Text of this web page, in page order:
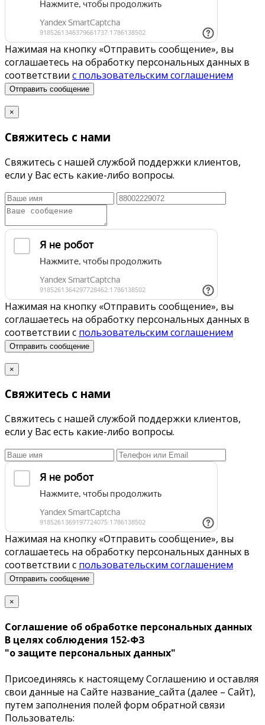
Нажимая на кнопку «Отправить сообщение», вы
соглашаетесь на обработку персональных данных в
соответствии с пользовательским соглашением
Отправить сообщение
×
Свяжитесь с нами
Свяжитесь с нашей службой поддержки клиентов,
если у Вас есть какие-либо вопросы.
Нажимая на кнопку «Отправить сообщение», вы
соглашаетесь на обработку персональных данных в
соответствии с пользовательским соглашением
Отправить сообщение
×
Свяжитесь с нами
Свяжитесь с нашей службой поддержки клиентов,
если у Вас есть какие-либо вопросы.
Нажимая на кнопку «Отправить сообщение», вы
соглашаетесь на обработку персональных данных в
соответствии с пользовательским соглашением
Отправить сообщение
×
Соглашение об обработке персональных данных
В целях соблюдения 152-ФЗ
"о защите персональных данных"
Присоединяясь к настоящему Соглашению и оставляя
свои данные на Сайте название_сайта (далее – Сайт),
путем заполнения полей форм обратной связи
Пользователь: